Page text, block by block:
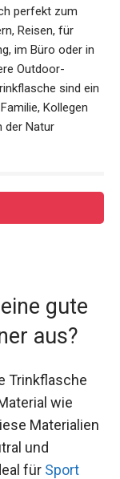
perfekt zum
Reisen, für
im Büro oder in
Outdoor-
sind ein
Kollegen
der Natur
gute
aus?
Trinkflasche
wie
Materialien
und
für Sport